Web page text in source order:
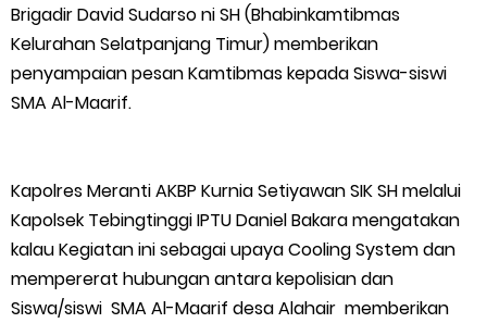
Melibur
Bupati Asmar Perkuat Sinergi dengan Danposal Selatpanjang,
44 Tim Berlaga di Banglas Barat Cup II, Pemkab Meranti
Dorong Lahirnya Atlet Berprestasi
HUT IBI Ke-75, Bupati Asmar: Bidan Garda Terdepan Wujudkan
Brigadir David Sudarso ni SH (Bhabinkamtibmas
Kelurahan Selatpanjang Timur) memberikan
penyampaian pesan Kamtibmas kepada Siswa-siswi
SMA Al-Maarif.
Kapolres Meranti AKBP Kurnia Setiyawan SIK SH melalui
Kapolsek Tebingtinggi IPTU Daniel Bakara mengatakan
kalau Kegiatan ini sebagai upaya Cooling System dan
mempererat hubungan antara kepolisian dan
Siswa/siswi SMA Al-Maarif desa Alahair memberikan